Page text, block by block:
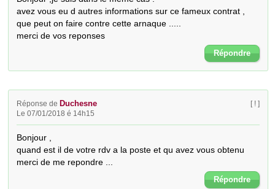
avez vous eu d autres informations sur ce fameux contrat ,
que peut on faire contre cette arnaque .....
merci de vos reponses
Répondre
Réponse de Duchesne
Le 07/01/2018 é 14h15
[ ! ]
Bonjour ,
quand est il de votre rdv a la poste et qu avez vous obtenu
merci de me repondre ...
Répondre